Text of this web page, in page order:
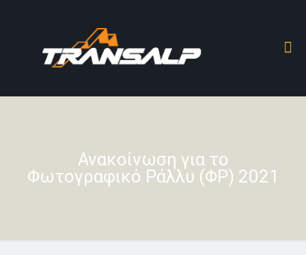
Ανακοίνωση για το
Φωτογραφικό Ράλλυ (ΦΡ) 2021